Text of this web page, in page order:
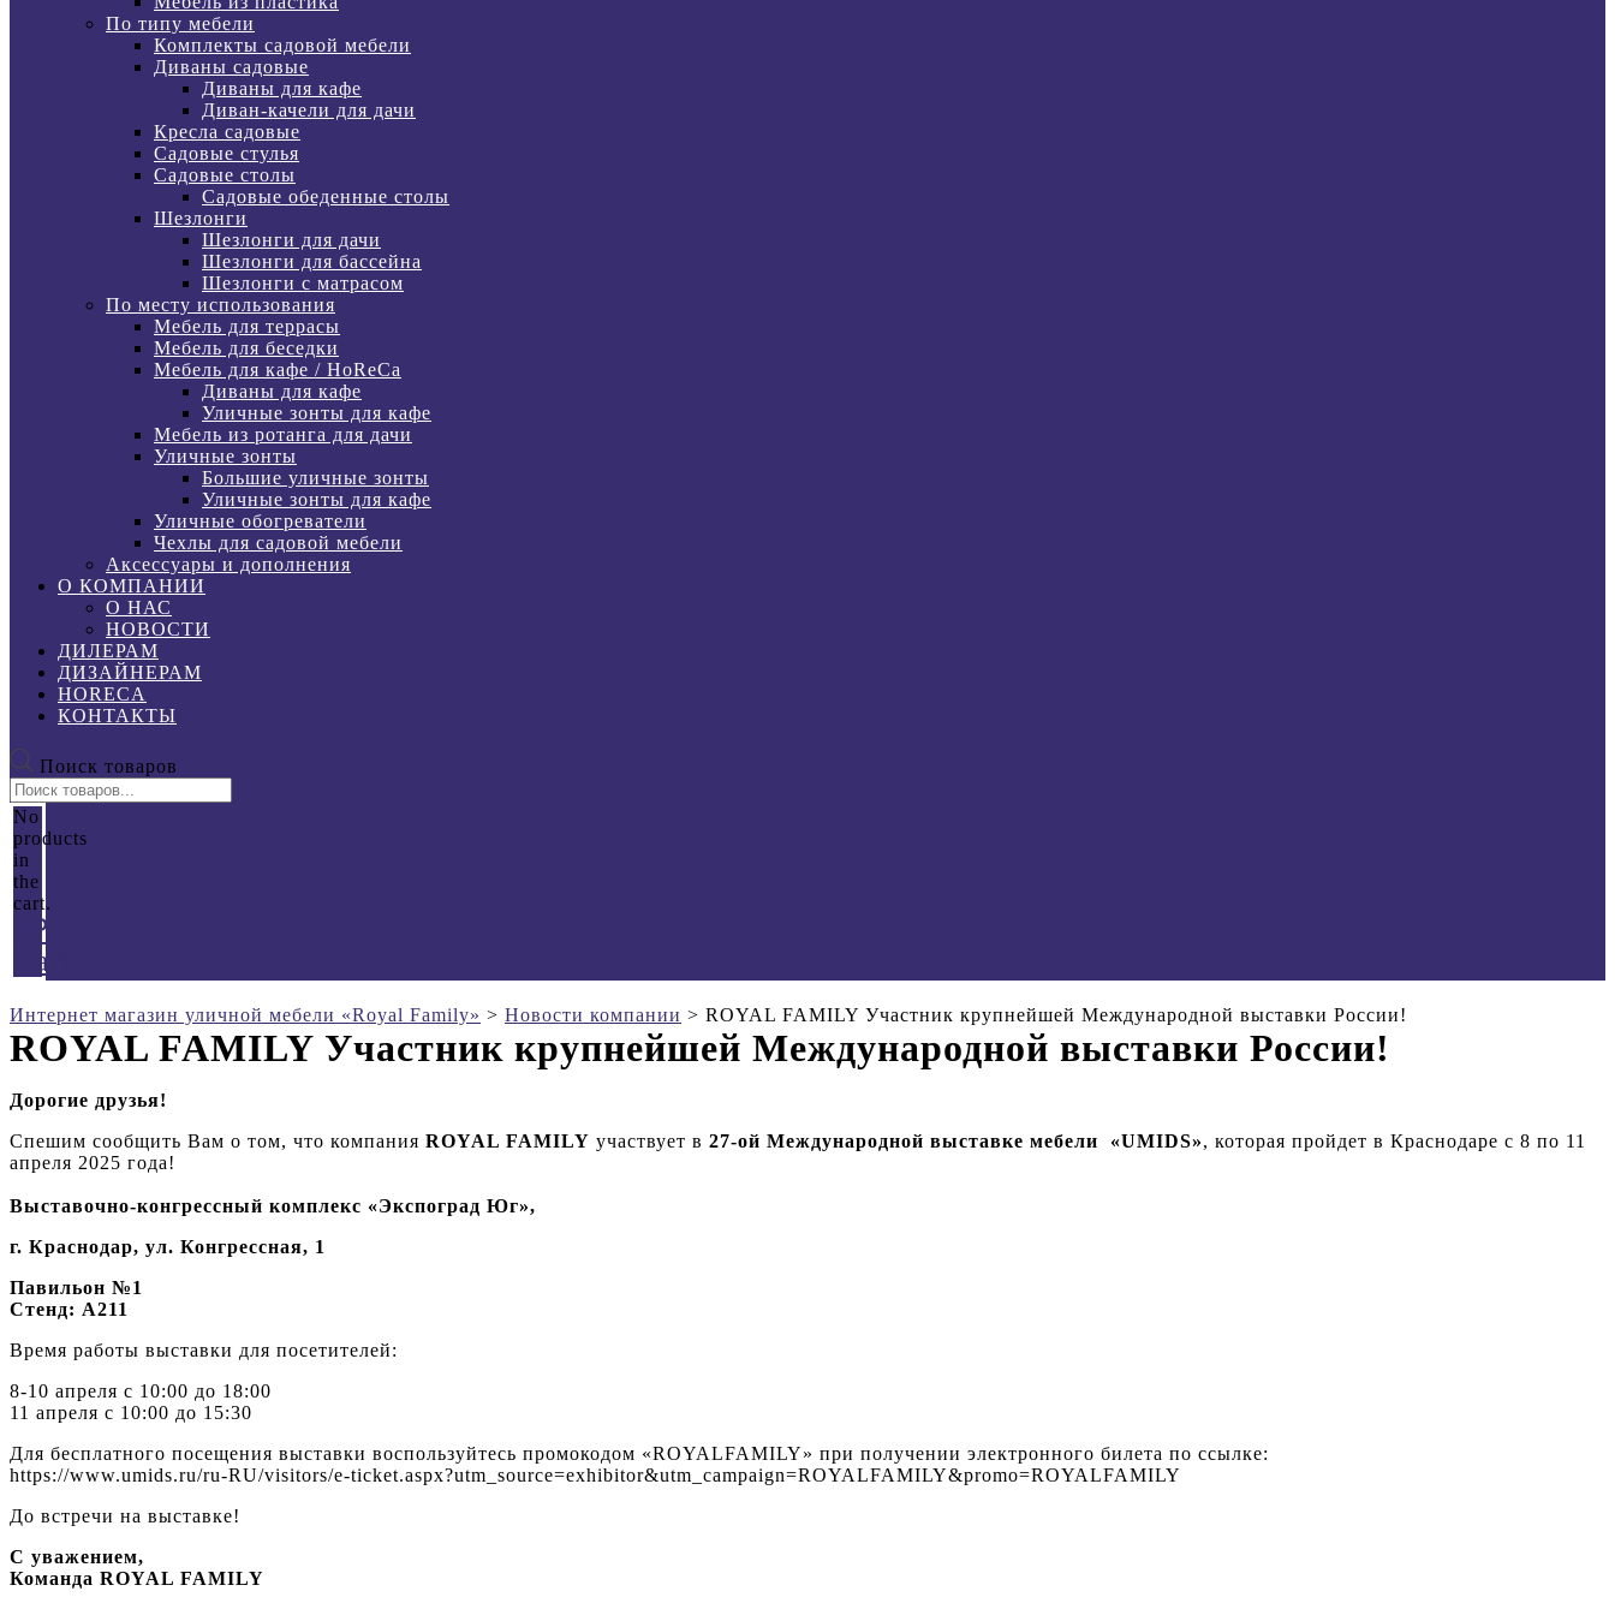
По типу мебели
Комплекты садовой мебели
Диваны садовые
Диваны для кафе
Диван-качели для дачи
Кресла садовые
Садовые стулья
Садовые столы
Садовые обеденные столы
Шезлонги
Шезлонги для дачи
Шезлонги для бассейна
Шезлонги с матрасом
По месту использования
Мебель для террасы
Мебель для беседки
Мебель для кафе / HoReCa
Диваны для кафе
Уличные зонты для кафе
Мебель из ротанга для дачи
Уличные зонты
Большие уличные зонты
Уличные зонты для кафе
Уличные обогреватели
Чехлы для садовой мебели
Аксессуары и дополнения
О КОМПАНИИ
О НАС
НОВОСТИ
ДИЛЕРАМ
ДИЗАЙНЕРАМ
HORECA
КОНТАКТЫ
Поиск товаров
No
products
in
the
cart.
₽
Cart
Интернет магазин уличной мебели «Royal Family» > Новости компании > ROYAL FAMILY Участник крупнейшей Международной выставки России!
ROYAL FAMILY Участник крупнейшей Международной выставки России!
Дорогие друзья!
Спешим сообщить Вам о том, что компания ROYAL FAMILY участвует в 27-ой Международной выставке мебели «UMIDS», которая пройдет в Краснодаре с 8 по 11
апреля 2025 года!
Выставочно-конгрессный комплекс «Экспоград Юг»,
г. Краснодар, ул. Конгрессная, 1
Павильон №1
Стенд: А211
Время работы выставки для посетителей:
8-10 апреля с 10:00 до 18:00
11 апреля с 10:00 до 15:30
Для бесплатного посещения выставки воспользуйтесь промокодом «ROYALFAMILY» при получении электронного билета по ссылке:
https://www.umids.ru/ru-RU/visitors/e-ticket.aspx?utm_source=exhibitor&utm_campaign=ROYALFAMILY&promo=ROYALFAMILY
До встречи на выставке!
С уважением,
Команда ROYAL FAMILY